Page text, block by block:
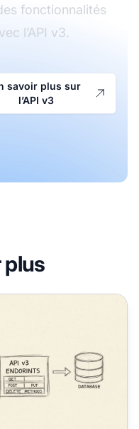
fonctionnalités
l’API v3.
savoir plus sur
l’API v3
plus
l'API RESTxa0?